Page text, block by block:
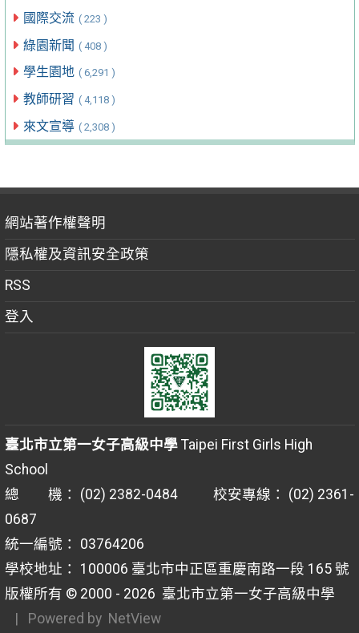
國際交流 ( 223 )
綠園新聞 ( 408 )
學生園地 ( 6,291 )
教師研習 ( 4,118 )
來文宣導 ( 2,308 )
網站著作權聲明
隱私權及資訊安全政策
RSS
登入
臺北市立第一女子高級中學Taipei First Girls High
School
總 機： (02) 2382-0484 校安專線： (02) 2361-
0687
統一編號： 03764206
學校地址： 100006 臺北市中正區重慶南路一段 165 號
版權所有 © 2000 - 2026 臺北市立第一女子高級中學
| Powered by NetView